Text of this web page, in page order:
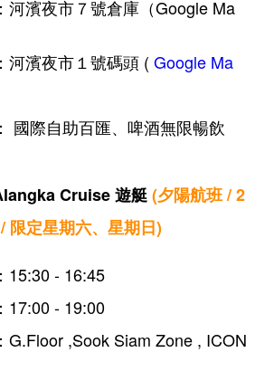
河濱夜市７號倉庫（Google Ma
河濱夜市１號碼頭 ( Google Ma
國際自助百匯、啤酒無限暢飲
Cruise 遊艇(夕陽航班 / 2
限定星期六、星期日)
15:30 - 16:45
17:00 - 19:00
G.Floor ,Sook Siam Zone , ICON